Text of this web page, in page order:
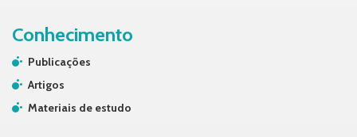
Conhecimento
Publicações
Artigos
Materiais de estudo